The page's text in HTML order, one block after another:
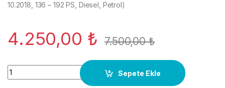
10.2018, 136 – 192 PS, Diesel, Petrol)
4.250,00 ₺ 7.500,00₺
6r0145805f-hava-sogutucu-volkswagen-f-2004-polo ORJ
Sepete Ekle